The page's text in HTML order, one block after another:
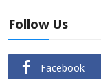
Follow Us
Facebook